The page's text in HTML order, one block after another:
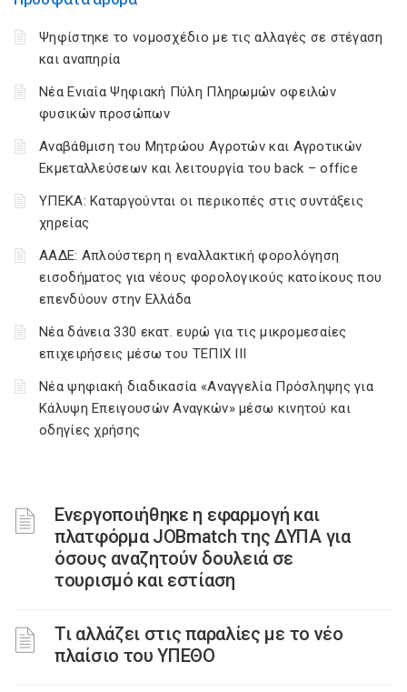
Ψηφίστηκε το νομοσχέδιο με τις αλλαγές σε στέγαση
και αναπηρία
Νέα Ενιαία Ψηφιακή Πύλη Πληρωμών οφειλών
φυσικών προσώπων
Αναβάθμιση του Μητρώου Αγροτών και Αγροτικών
Εκμεταλλεύσεων και λειτουργία του back – office
ΥΠΕΚΑ: Καταργούνται οι περικοπές στις συντάξεις
χηρείας
ΑΑΔΕ: Απλούστερη η εναλλακτική φορολόγηση
εισοδήματος για νέους φορολογικούς κατοίκους που
επενδύουν στην Ελλάδα
Νέα δάνεια 330 εκατ. ευρώ για τις μικρομεσαίες
επιχειρήσεις μέσω του ΤΕΠΙΧ ΙΙΙ
Νέα ψηφιακή διαδικασία «Αναγγελία Πρόσληψης για
Κάλυψη Επειγουσών Αναγκών» μέσω κινητού και
οδηγίες χρήσης
Ενεργοποιήθηκε η εφαρμογή και
πλατφόρμα JOBmatch της ΔΥΠΑ για
όσους αναζητούν δουλειά σε
τουρισμό και εστίαση
Τι αλλάζει στις παραλίες με το νέο
πλαίσιο του ΥΠΕΘΟ